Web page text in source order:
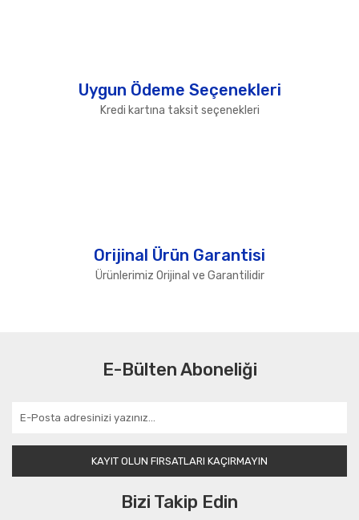
Uygun Ödeme Seçenekleri
Kredi kartına taksit seçenekleri
Orijinal Ürün Garantisi
Ürünlerimiz Orijinal ve Garantilidir
E-Bülten Aboneliği
KAYIT OLUN FIRSATLARI KAÇIRMAYIN
Bizi Takip Edin